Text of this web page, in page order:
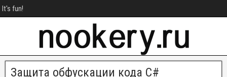
It's fun!
Защита обфускации кода C#